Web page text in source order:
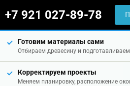
+7 921 027-89-78
Готовим материалы сами
Отбираем древесину и
Корректируем проекты
Меняем планировку, расположение